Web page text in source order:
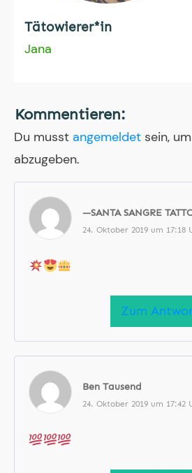
Tätowierer*in
Jana
Kommentieren:
Du musst angemeldet sein,
abzugeben.
—SANTA SANGRE
24. Oktober 2019 um 17:18
Zum
Ben Tausend
24. Oktober 2019 um 17:42